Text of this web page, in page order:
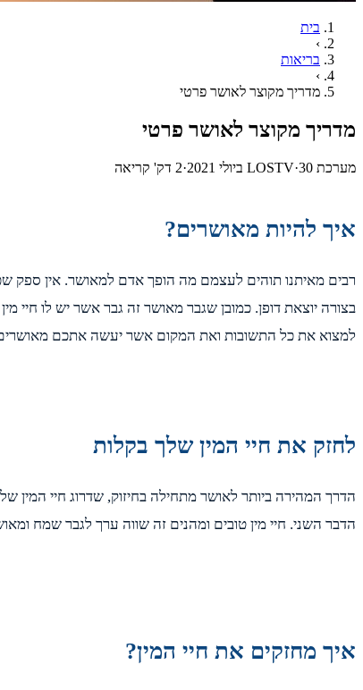
בית
›
בריאות
›
מדריך מקוצר לאושר פרטי
מדריך מקוצר לאושר פרטי
מערכת LOSTV ·30 ביולי 2021 ·
2 דק' קריאה
איך להיות מאושרים?
רבים מאיתנו תוהים לעצמם מה הופך אדם למאושר. אין ספק
בצורה יוצאת דופן. כמובן שגבר מאושר זה גבר אשר יש לו חיי
למצוא את כל התשובות ואת המקום אשר יעשה אתכם מאושרים
לחזק את חיי המין שלך בקלות
הדרך המהירה ביותר לאושר מתחילה בחיזוק, שדרוג חיי
הדבר השני. חיי מין טובים ומהנים זה שווה ערך לגבר שמח
איך מחזקים את חיי המין?